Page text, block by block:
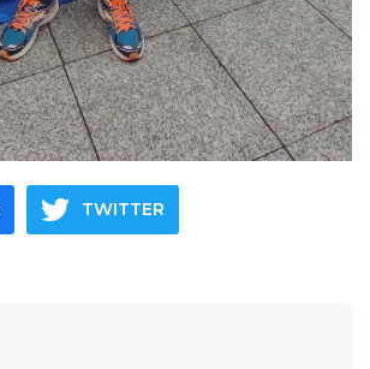
TWITTER